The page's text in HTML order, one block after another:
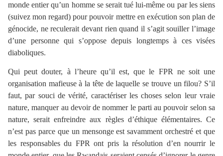
monde entier qu’un homme se serait tué lui-même ou par les siens
(suivez mon regard) pour pouvoir mettre en exécution son plan de
génocide, ne reculerait devant rien quand il s’agit souiller l’image
d’une personne qui s’oppose depuis longtemps à ces visées
diaboliques.
Qui peut douter, à l’heure qu’il est, que le FPR ne soit une
organisation mafieuse à la tête de laquelle se trouve un filou? S’il
faut, par souci de vérité, caractériser les choses selon leur vraie
nature, manquer au devoir de nommer le parti au pouvoir selon sa
nature, serait enfreindre aux règles d’éthique élémentaires. Ce
n’est pas parce que un mensonge est savamment orchestré et que
les responsables du FPR ont pris la résolution d’en nourrir le